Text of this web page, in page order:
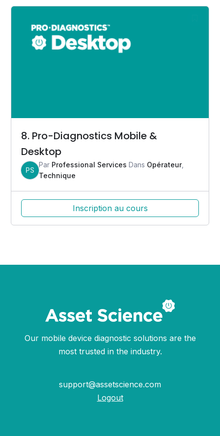
8. Pro-Diagnostics Mobile &
Desktop
PS
Par Professional Services Dans Opérateur,
Technique
Inscription au cours
Our mobile device diagnostic solutions are the
most trusted in the industry.
support@assetscience.com
Logout